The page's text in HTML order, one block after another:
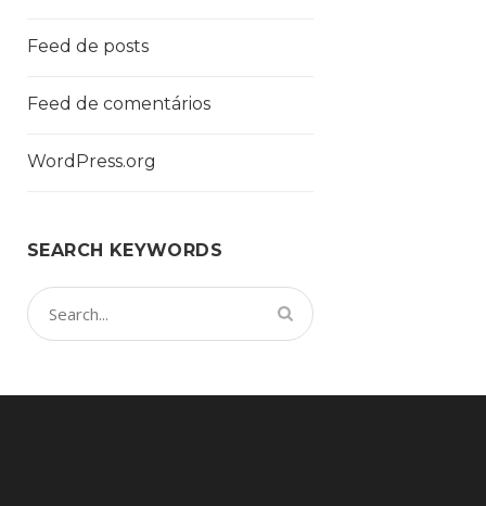
Feed de posts
Feed de comentários
WordPress.org
SEARCH KEYWORDS